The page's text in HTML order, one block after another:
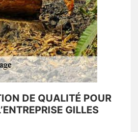
DE QUALITÉ POUR
GILLES